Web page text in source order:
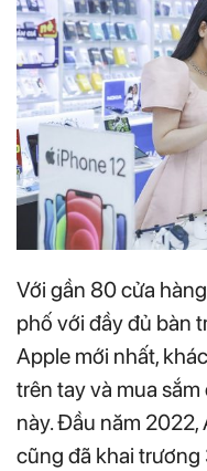
Với gần 80 cửa
phố với đầy đủ bàn
Apple mới nhất,
trên tay và mua
này. Đầu năm
cũng đã khai